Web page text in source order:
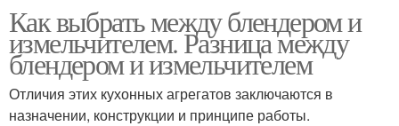
Как выбрать между блендером и
измельчителем. Разница между
блендером и измельчителем
Отличия этих кухонных агрегатов заключаются в
назначении, конструкции и принципе работы.